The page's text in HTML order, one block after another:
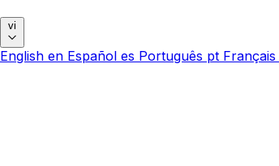
vi
English en Español es Português pt Français